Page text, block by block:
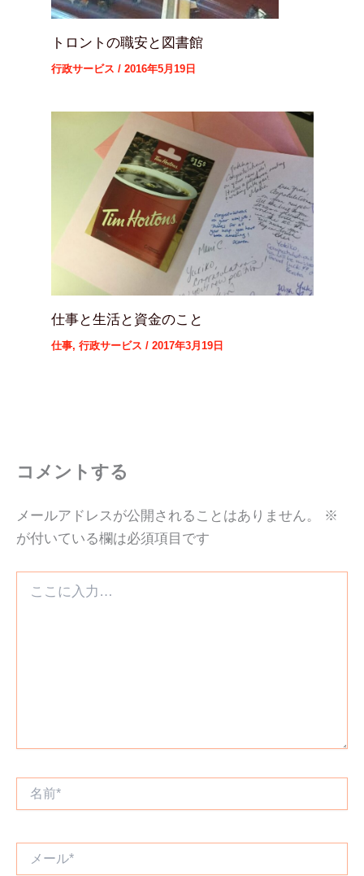
トロントの職安と図書館
行政サービス / 2016年5月19日
仕事と生活と資金のこと
仕事, 行政サービス / 2017年3月19日
コメントする
メールアドレスが公開されることはありません。
※
が付いている欄は必須項目です